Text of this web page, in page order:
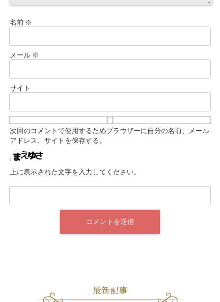
名前 ※
メール ※
サイト
次回のコメントで使用するためブラウザーに自分の名前、メール
アドレス、サイトを保存する。
上に表示された文字を入力してください。